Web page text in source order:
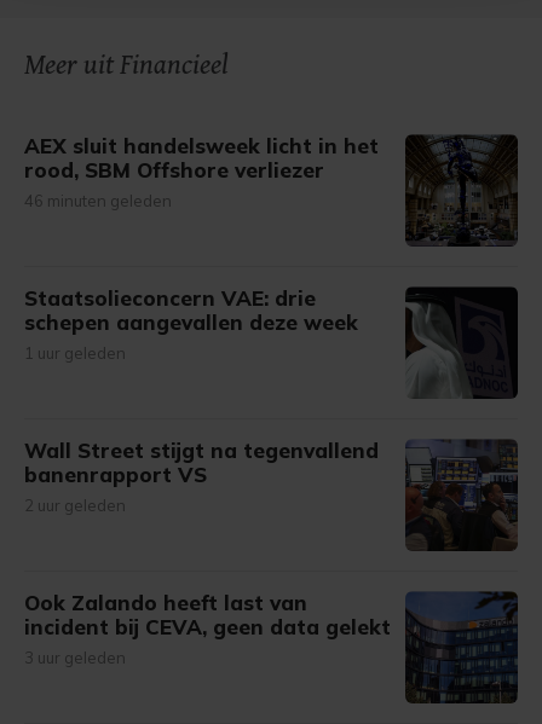
gemaakte keuze altijd wijzigen of intrekken.
Meer uit Financieel
AEX sluit handelsweek licht in het
rood, SBM Offshore verliezer
46 minuten geleden
Staatsolieconcern VAE: drie
schepen aangevallen deze week
1 uur geleden
Wall Street stijgt na tegenvallend
banenrapport VS
2 uur geleden
Ook Zalando heeft last van
incident bij CEVA, geen data gelekt
3 uur geleden